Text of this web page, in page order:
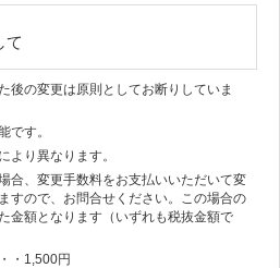
て
後の変更は原則としてお断りしていま
です。
より異なります。
合、変更手数料をお支払いいただいて変
すので、お問合せください。この場合の
金額となります（いずれも税抜金額で
・1,500円